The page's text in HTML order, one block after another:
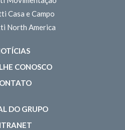
Casa e Campo
North America
CONOSCO
DO GRUPO